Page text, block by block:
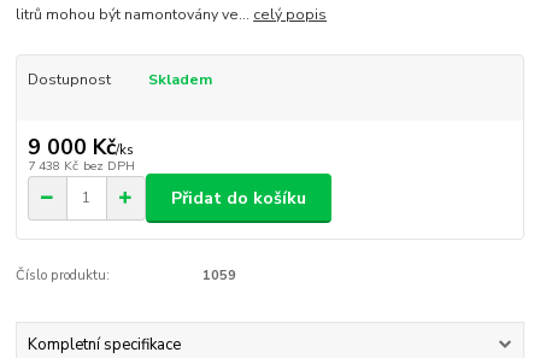
litrů mohou být namontovány ve... celý popis
Dostupnost Skladem
9 000 Kč/ks
7 438 Kč bez DPH
Přidat do košíku
Číslo produktu: 1059
Kompletní specifikace